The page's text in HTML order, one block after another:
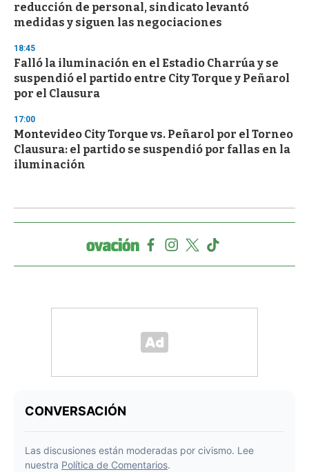
reducción de personal, sindicato levantó
medidas y siguen las negociaciones
18:45
Falló la iluminación en el Estadio Charrúa y se
suspendió el partido entre City Torque y Peñarol
por el Clausura
17:00
Montevideo City Torque vs. Peñarol por el Torneo
Clausura: el partido se suspendió por fallas en la
iluminación